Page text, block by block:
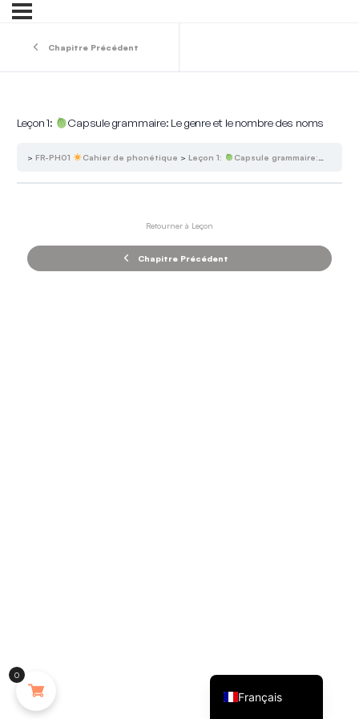
Chapitre Précédent
Leçon 1: Capsule grammaire: Le genre et le nombre des noms
FR-PH01 Cahier de phonétique Leçon 1: Capsule grammaire: Le genre et le nombre des noms
Chapitre Précédent
Retourner à Leçon
0
Français